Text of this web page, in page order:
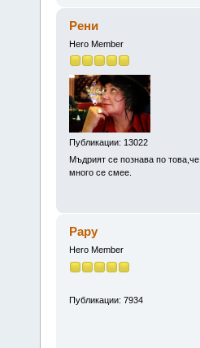
Рени
Hero Member
Публикации: 13022
Мъдрият се познава по това,че
много се смее.
Papy
Hero Member
Публикации: 7934